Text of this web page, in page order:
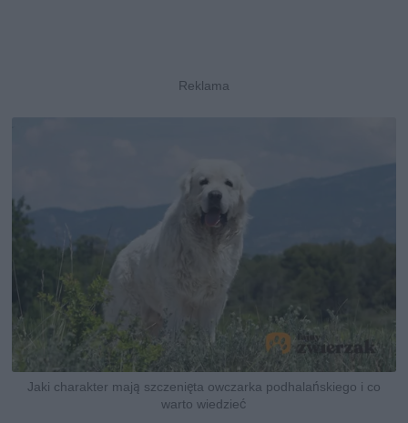
Jaki charakter mają szczenięta owczarka podhalańskiego i co
warto wiedzieć